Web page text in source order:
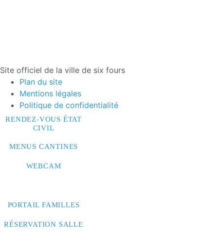
Site officiel de la ville de six fours
Plan du site
Mentions légales
Politique de confidentialité
RENDEZ-VOUS ÉTAT
CIVIL
MENUS CANTINES
WEBCAM
PORTAIL FAMILLES
RÉSERVATION SALLE